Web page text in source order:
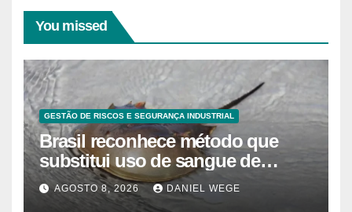
You missed
GESTÃO DE RISCOS E SEGURANÇA INDUSTRIAL
Brasil reconhece método que
substitui uso de sangue de
caranguejo-ferradura em testes
farmacêuticos
AGOSTO 8, 2026 DANIEL WEGE